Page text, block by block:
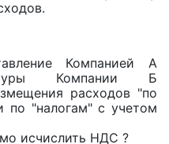
Компанией А
Компании Б
расходов "по
"налогам" с учетом
исчислить НДС ?